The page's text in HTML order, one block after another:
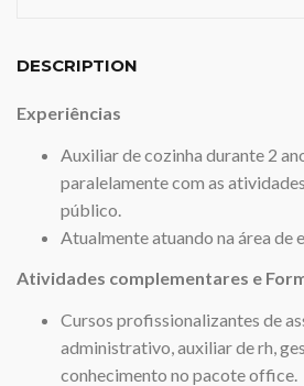
DESCRIPTION
Experiências
Auxiliar de cozinha durante 2
paralelamente com as
público.
Atualmente atuando na área de
Atividades complementares e
Cursos profissionalizantes de
administrativo, auxiliar de rh,
conhecimento no pacote office.